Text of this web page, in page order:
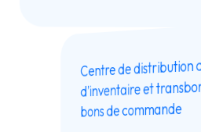
Centre de distribution
d’inventaire et
bons de commande